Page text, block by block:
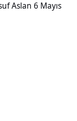
Aslan 6 Mayıs